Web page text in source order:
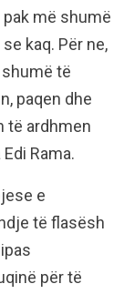
më shumë
kaq. Për ne,
të
paqen dhe
të ardhmen
Rama.
e
të flasësh
për të